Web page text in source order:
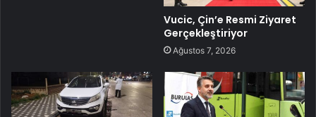
Vucic, Çin’e Resmi Ziyaret
Gerçekleştiriyor
Ağustos 7, 2026